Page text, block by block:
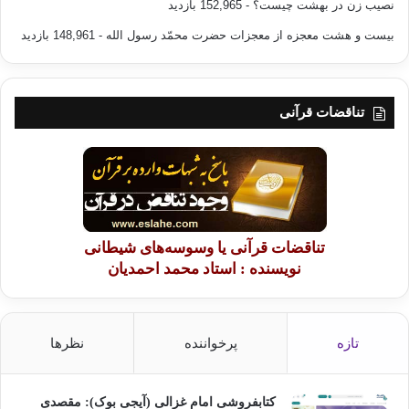
شک وتردیدی به خود راه ندهد، اهداف و موضوعاتی که نه می توانند شالوده
موضوعات فوق شخصی در عمل به اندازه وجود خود شخص مؤمن ضرورت و
واقعیت می یابد. از این نظر، دین همان تلاش دیرینه ای است که انسانها برای
تأثیر آنها به عمل می آورند. هر گاه دین و علم را بر اساس این تعاریف بنگریم ،
هر گونه تعارض بین آنها ناممکن خواهند نمود. زیرا علم فقط می تواند درباره
آنچه هست یقین حاصل کند، نه در باره آنچه باید باشد، و بیرون از این قلمرو،
احکام ارزشی گوناگون همچنان ضروری بر جای می مانند. از سوی دیگر، دین
فقط به ارزشیابی افکار و اعمال انسانی می پردازد، و قادر نیست به طرز قابل
توجیهی از واقعیتها و روابط میان واقعیتها سخن گوید. بدین تعبیر، تعارضهای
مشهور بین علم و دین را، که در گذشته وجود داشته است، باید کلا"به دریافت
نادرست از وضعی که توصیف شد نسبت داد.
در تورات پافشاری می کند، کشمکش در می گیرد. این به معنای مداخله دین در
است. از سوی دیگر، نمایندگان علم اغلب کوشیده اند تا ارزشها و اهداف را بر
پایه روش علمی مورد داوری بنیادین قرار دهند، و از این رهگذر خود را رویاروی
دین یافته اند. این کشمکشها همه معلول اشتباهاتی بد فرجام بوده است.
نصیب زن در بهشت چیست؟ - 152,965 بازدید
بیست و هشت معجزه از معجزات حضرت محمّد رسول الله - 148,961 بازدید
تناقضات قرآنی
تناقضات قرآنی یا وسوسه‌های شیطانی
نویسنده : استاد محمد احمدیان
تازه پرخواننده نظرها
کتابفروشی امام غزالی (آیجی بوک): مقصدی